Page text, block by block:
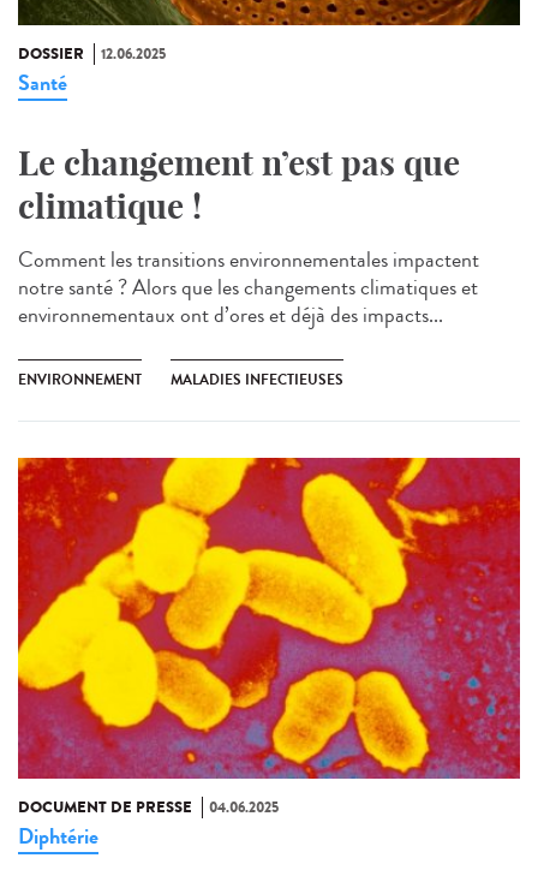
DOSSIER 12.06.2025
Santé
Le changement n’est pas que
climatique !
Comment les transitions environnementales impactent
notre santé ? Alors que les changements climatiques et
environnementaux ont d’ores et déjà des impacts...
ENVIRONNEMENT MALADIES INFECTIEUSES
DOCUMENT DE PRESSE 04.06.2025
Diphtérie